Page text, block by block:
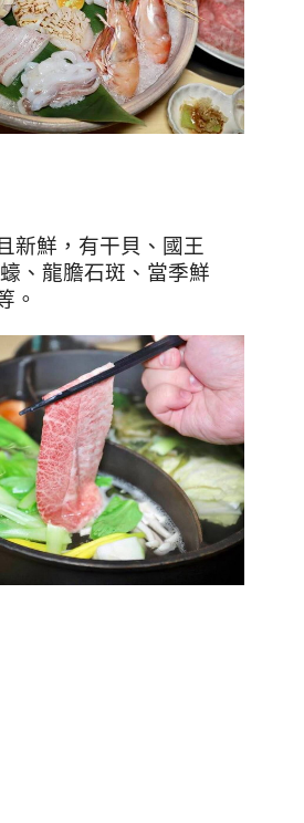
新鮮，有干貝、國王
、龍膽石斑、當季鮮
。